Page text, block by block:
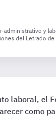
y
del Letrado
laboral, el
como